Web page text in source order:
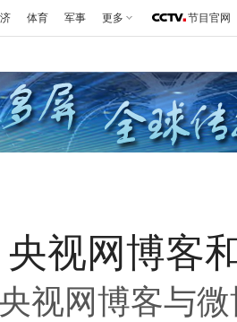
体育 军事 更多 节目官网
央视网博客
视网博客与